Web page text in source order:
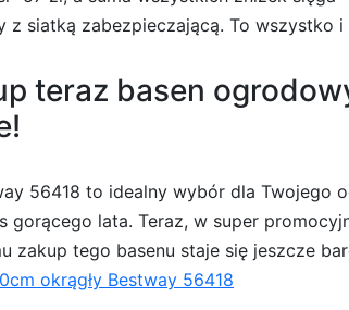
siatką zabezpieczającą. To wszystko
teraz basen
56418 to idealny wybór dla Twojego
lata. Teraz, w super
zakup tego basenu staje się jeszcze
okrągły Bestway 56418